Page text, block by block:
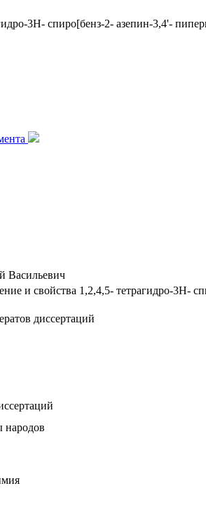
3Н- спиро[бенз-2- азепин-3,4'-
Васильевич
и свойства 1,2,4,5- тетрагидро-3Н-
диссертаций
народов